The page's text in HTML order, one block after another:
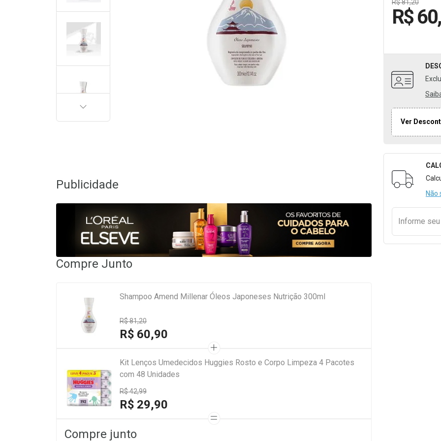
R$ 81,20
R$
Ver
Não
Informe seu
PRÓXIMA
Publicidade
Compre Junto
Shampoo Amend Millenar Óleos Japoneses Nutrição 300ml
R$ 81,20
R$ 60,90
Kit Lenços Umedecidos Huggies Rosto e Corpo Limpeza 4 Pacotes
com 48 Unidades
R$ 42,99
R$ 29,90
Compre junto